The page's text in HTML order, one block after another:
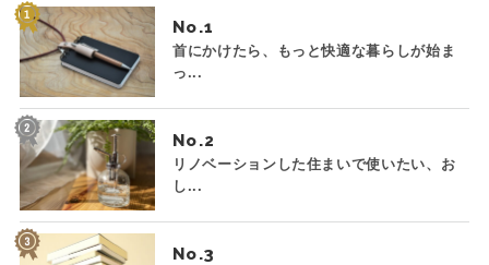
No.
首にかけたら、もっと快適な暮らしが始ま
っ...
No.
リノベーションした住まいで使いたい、お
し...
No.